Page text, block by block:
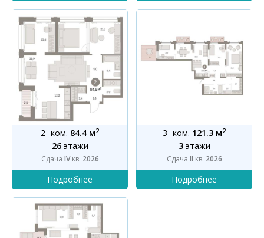
2 -ком. 84.4 м2
26этажи
Сдача IVкв. 2026
3 -ком. 121.3 м2
3этажи
Сдача II кв. 2026